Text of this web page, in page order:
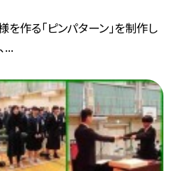
作る「ピンパターン」を制作し
...